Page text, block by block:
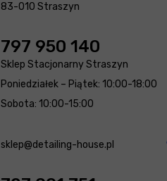
83-010 Straszyn
797 950 140
Sklep Stacjonarny Straszyn
Poniedziałek – Piątek: 10:00-18:00
Sobota: 10:00-15:00
sklep@detailing-house.pl